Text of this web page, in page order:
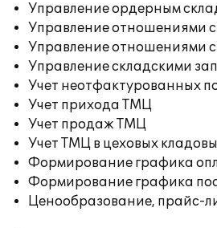
Управление ордерным
Управление отношениями с
Управление отношениями
Управление складскими
Учет неотфактурованных
Учет прихода ТМЦ
Учет продаж ТМЦ
Учет ТМЦ в цеховых
Формирование графика
Формирование графика
Ценообразование, прайс-